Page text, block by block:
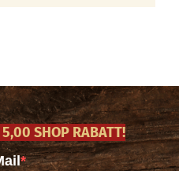
SHOP RABATT!